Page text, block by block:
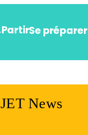
PartirSe préparer
JET News